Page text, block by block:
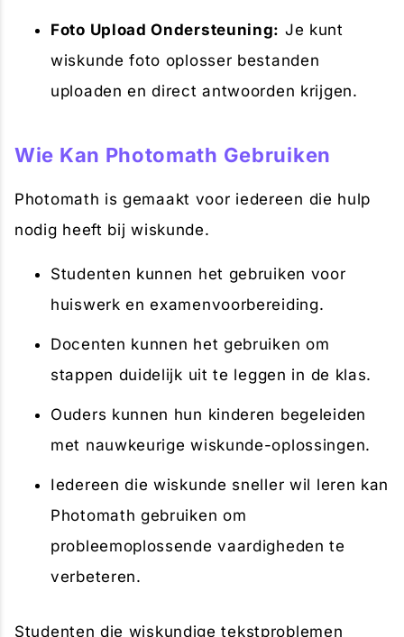
Foto Upload Ondersteuning: Je kunt
wiskunde foto oplosser bestanden
uploaden en direct antwoorden krijgen.
Wie Kan Photomath Gebruiken
Photomath is gemaakt voor iedereen die hulp
nodig heeft bij wiskunde.
Studenten kunnen het gebruiken voor
huiswerk en examenvoorbereiding.
Docenten kunnen het gebruiken om
stappen duidelijk uit te leggen in de klas.
Ouders kunnen hun kinderen begeleiden
met nauwkeurige wiskunde-oplossingen.
Iedereen die wiskunde sneller wil leren kan
Photomath gebruiken om
probleemoplossende vaardigheden te
verbeteren.
Studenten die wiskundige tekstproblemen